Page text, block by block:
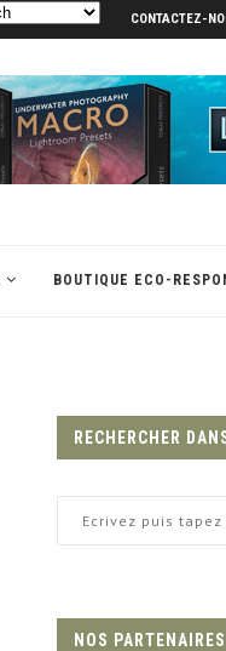
CONTACTEZ-
BOUTIQUE ECO-
RECHERCHER
NOS PARTENAIRES